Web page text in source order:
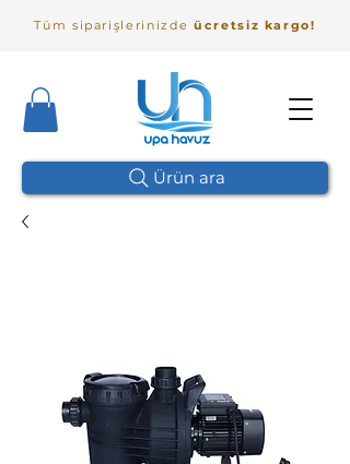
Tüm siparişlerinizde ücretsiz kargo!
Ürün ara